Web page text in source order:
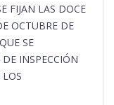
FIJAN LAS DOCE
OCTUBRE DE
SE
INSPECCIÓN